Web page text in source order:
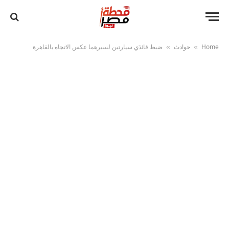
Home
» حوادث » ضبط قائدَي سيارتين لسيرهما عكس الاتجاه بالقاهرة